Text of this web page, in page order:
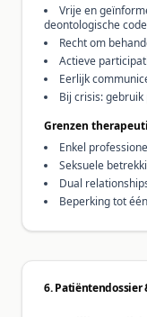
Vrije en
deontologische
Recht om
Actieve
Eerlijk
Bij crisis:
Grenzen
Enkel
Seksuele
Dual
Beperking tot
6. Patiëntendossier